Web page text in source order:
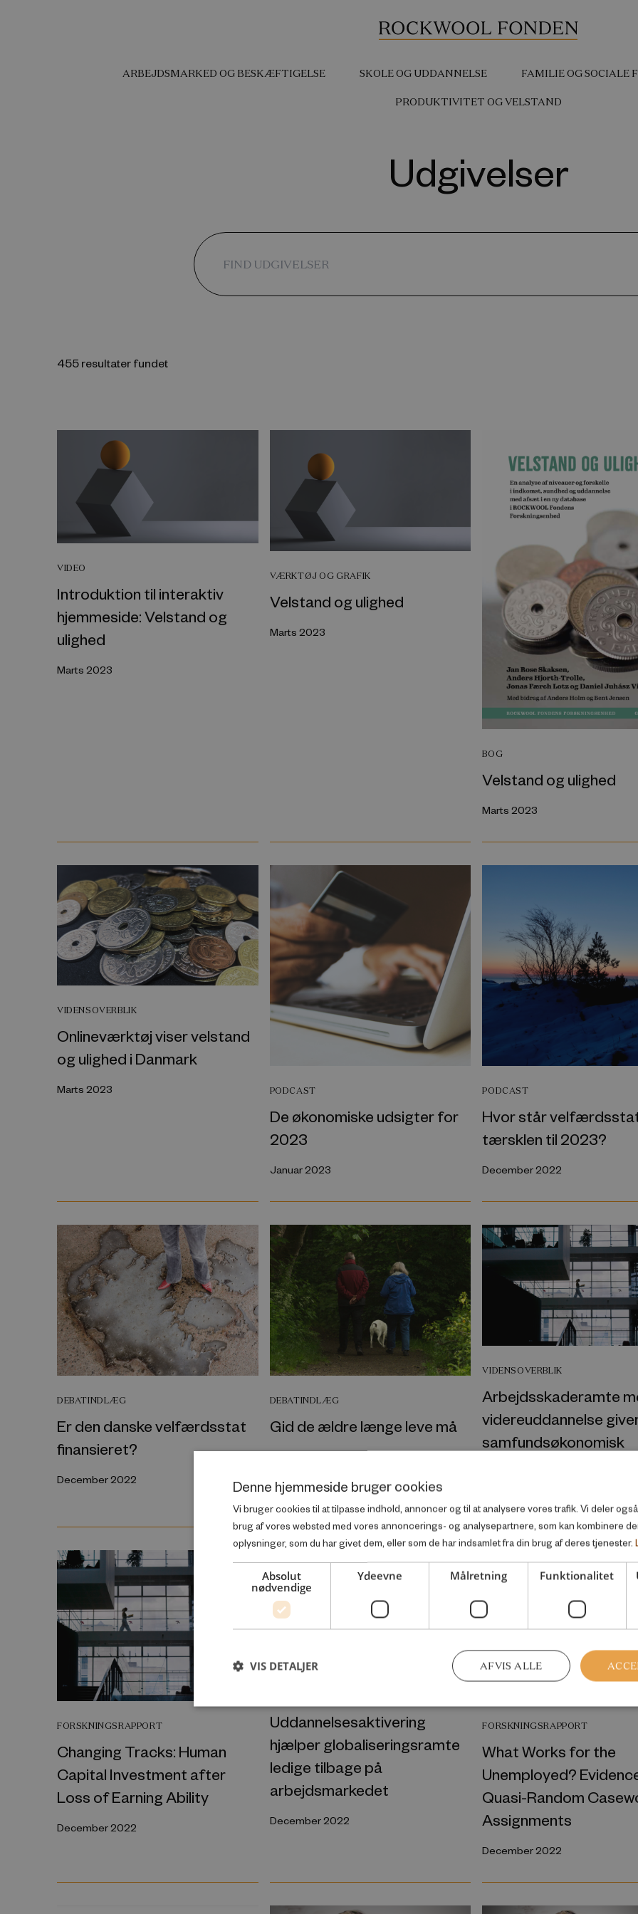
ARBEJDSMARKED OG BESKÆFTIGELSE SKOLE OG UDDANNELSE FAMILIE OG SOCIALE
PRODUKTIVITET OG VELSTAND
Udgivelser
455 resultater fundet
VIDEO
Introduktion til interaktiv
hjemmeside: Velstand og
ulighed
Marts 2023
VÆRKTØJ OG GRAFIK
Velstand og ulighed
Marts 2023
BOG
Velstand og ulighed
Marts 2023
VIDENSOVERBLIK
Onlineværktøj viser velstand
og ulighed i Danmark
Marts 2023 PODCAST
De økonomiske udsigter for
2023
Januar 2023
PODCAST
Hvor står
tærsklen til 2023?
December 2022
DEBATINDLÆG
Er den danske velfærdsstat
finansieret?
December 2022
DEBATINDLÆG
Gid de ældre længe leve må
VIDENSOVERBLIK
Arbejdsskaderamte
videreuddannelse
samfundsøkonomisk
FORSKNINGSRAPPORT
Changing Tracks: Human
Capital Investment after
Loss of Earning Ability
December 2022
Uddannelsesaktivering
hjælper globaliseringsramte
ledige tilbage på
arbejdsmarkedet
December 2022
FORSKNINGSRAPPORT
What Works for the
Unemployed?
Quasi-Random
Assignments
December 2022
Denne hjemmeside bruger cookies
Vi bruger cookies til at tilpasse indhold, annoncer og til at analysere vores trafik. Vi deler
brug af vores websted med vores annoncerings- og analysepartnere, som kan kombinere
oplysninger, som du har givet dem, eller som de har indsamlet fra din brug af deres tjenester.
Absolut
nødvendige
Ydeevne Målretning Funktionalitet
AFVIS ALLE
VIS DETALJER